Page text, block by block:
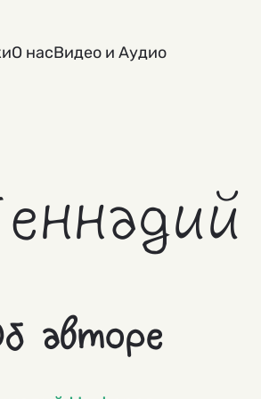
О насВидео и Аудио
авторе